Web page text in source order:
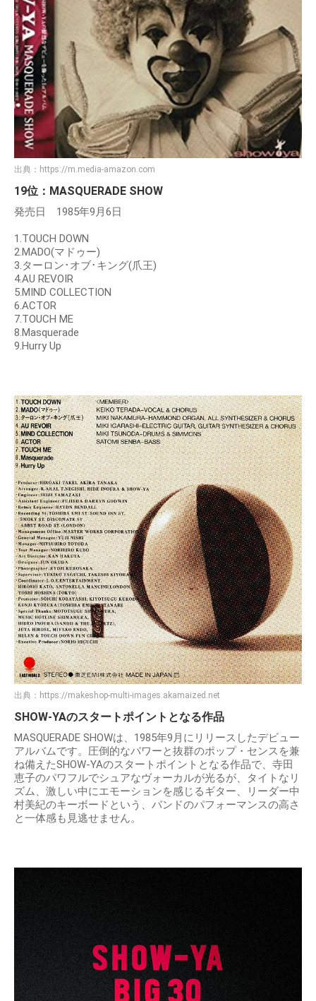
出典： https://m.media-amazon.com
19位：MASQUERADE SHOW
発売日 1985年9月6日
1.TOUCH DOWN
2.MADO(マドゥー)
3.ターロン･オブ･キング(爪王)
4.AU REVOIR
5.MIND COLLECTION
6.ACTOR
7.TOUCH ME
8.Masquerade
9.Hurry Up
出典： https://makeshop-multi-images.akamaized.net
SHOW-YAのスタートポイントとなる作品
MASQUERADE SHOWは、1985年9月にリリースしたデビュー
アルバムです。圧倒的なパワーと抜群のポップ・センスを兼
ね備えたSHOW-YAのスタートポイントとなる作品で、寺田
恵子のパワフルでシュアなヴォーカルが光るが、タイトなリ
ズム、激しい中にエモーションを感じるギター、リーダー中
村美紀のキーボードという、バンドのパフォーマンスの高さ
と一体感も見逃せません。